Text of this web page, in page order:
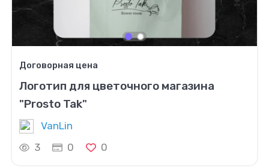
Договорная цена
Логотип для цветочного магазина
"Prosto Tak"
VanLin
3
0 0